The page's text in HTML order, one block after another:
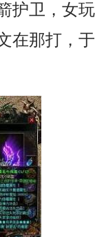
护卫，女
在那打，